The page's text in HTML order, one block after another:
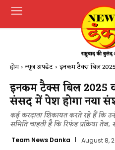
होम न्यूज़ अपडेट इनकम टैक्स बिल
इनकम टैक्स बिल 2025
संसद में पेश होगा नया
कई करदाता शिकायत करते रहे हैं कि
समिति चाहती है कि रिफंड प्रक्रिया
Team News Danka August 8,